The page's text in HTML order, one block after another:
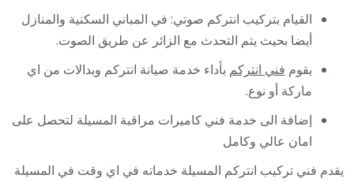
القيام بتركيب انتركم صوتي: في المباني السكنية والمنازل
أيضا بحيث يتم التحدث مع الزائر عن طريق الصوت.
يقوم فني انتركم بأداء خدمة صيانة انتركم وبدالات من اي
ماركة أو نوع.
إضافة الى خدمة فني كاميرات مراقبة المسيلة لتحصل على
امان عالي وكامل
يقدم فني تركيب انتركم المسيلة خدماته في اي وقت في المسيلة